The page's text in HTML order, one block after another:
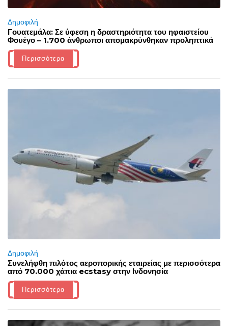
Δημοφιλή
Γουατεμάλα: Σε ύφεση η δραστηριότητα του ηφαιστείου
Φουέγο – 1.700 άνθρωποι απομακρύνθηκαν προληπτικά
Περισσότερα
Δημοφιλή
Συνελήφθη πιλότος αεροπορικής εταιρείας με περισσότερα
από 70.000 χάπια ecstasy στην Ινδονησία
Περισσότερα